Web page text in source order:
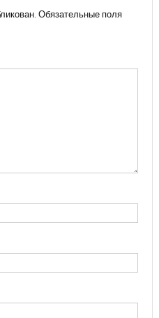
Обязательные поля